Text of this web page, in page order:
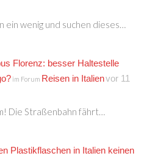
wenig und suchen dieses…
Florenz: besser Haltestelle
im Forum Reisen in Italienvor 11
Die Straßenbahn fährt…
Plastikflaschen in Italien keinen